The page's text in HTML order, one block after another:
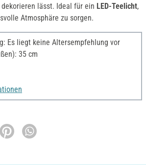
dekorieren lässt. Ideal für ein LED-Teelicht,
Atmosphäre zu sorgen.
Es liegt keine Altersempfehlung vor
35 cm